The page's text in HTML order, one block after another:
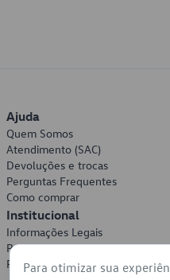
Ajuda
Quem Somos
Atendimento (SAC)
Devoluções e trocas
Perguntas Frequentes
Como comprar
Institucional
Informações Legais
Política de Privacidade
Política de Cookies
Para otimizar sua